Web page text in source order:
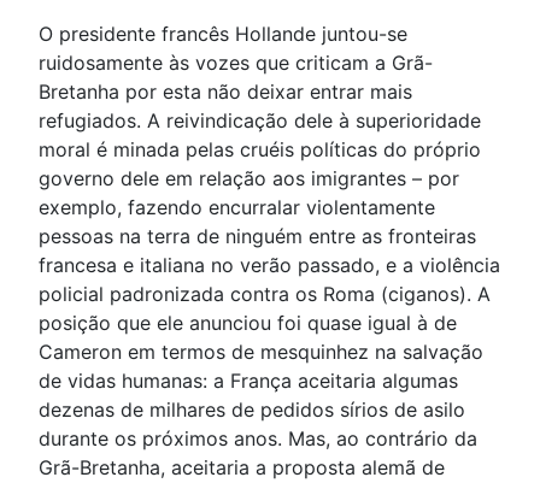
O presidente francês Hollande juntou-se
ruidosamente às vozes que criticam a Grã-
Bretanha por esta não deixar entrar mais
refugiados. A reivindicação dele à superioridade
moral é minada pelas cruéis políticas do próprio
governo dele em relação aos imigrantes – por
exemplo, fazendo encurralar violentamente
pessoas na terra de ninguém entre as fronteiras
francesa e italiana no verão passado, e a violência
policial padronizada contra os Roma (ciganos). A
posição que ele anunciou foi quase igual à de
Cameron em termos de mesquinhez na salvação
de vidas humanas: a França aceitaria algumas
dezenas de milhares de pedidos sírios de asilo
durante os próximos anos. Mas, ao contrário da
Grã-Bretanha, aceitaria a proposta alemã de